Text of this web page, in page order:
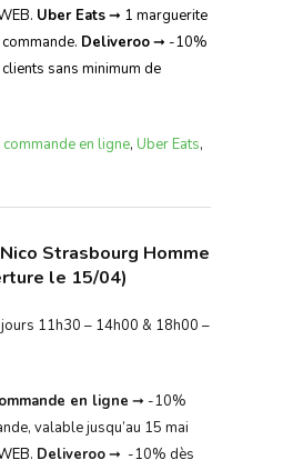
. Uber Eats➞ 1 marguerite
Deliveroo➞ -10%
sans minimum de
commande en ligne, Uber Eats,
Strasbourg Homme
le 15/04)
11h30 – 14h00 & 18h00 –
en ligne ➞ -10%
valable jusqu’au 15 mai
Deliveroo➞ -10% dès